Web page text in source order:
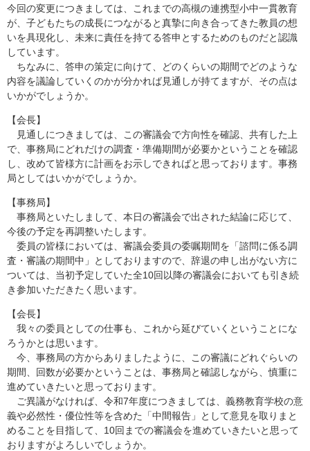
今回の変更につきましては、これまでの高槻の連携型小中一貫教育
が、子どもたちの成長につながると真摯に向き合ってきた教員の想
いを具現化し、未来に責任を持てる答申とするためのものだと認識
しています。
ちなみに、答申の策定に向けて、どのくらいの期間でどのような
内容を議論していくのかが分かれば見通しが持てますが、その点は
いかがでしょうか。
【会長】
見通しにつきましては、この審議会で方向性を確認、共有した上
で、事務局にどれだけの調査・準備期間が必要かということを確認
し、改めて皆様方に計画をお示しできればと思っております。事務
局としてはいかがでしょうか。
【事務局】
事務局といたしまして、本日の審議会で出された結論に応じて、
今後の予定を再調整いたします。
委員の皆様においては、審議会委員の委嘱期間を「諮問に係る調
査・審議の期間中」としておりますので、辞退の申し出がない方に
ついては、当初予定していた全10回以降の審議会においても引き続
き参加いただきたく思います。
【会長】
我々の委員としての仕事も、これから延びていくということにな
ろうかとは思います。
今、事務局の方からありましたように、この審議にどれぐらいの
期間、回数が必要かということは、事務局と確認しながら、慎重に
進めていきたいと思っております。
ご異議がなければ、令和7年度につきましては、義務教育学校の意
義や必然性・優位性等を含めた「中間報告」として意見を取りまと
めることを目指して、10回までの審議会を進めていきたいと思って
おりますがよろしいでしょうか。